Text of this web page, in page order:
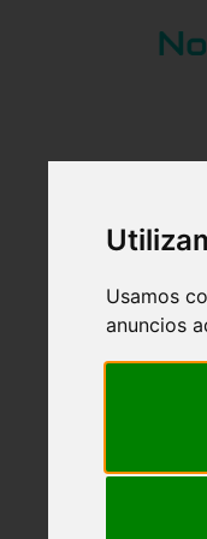
Usamos
anuncios